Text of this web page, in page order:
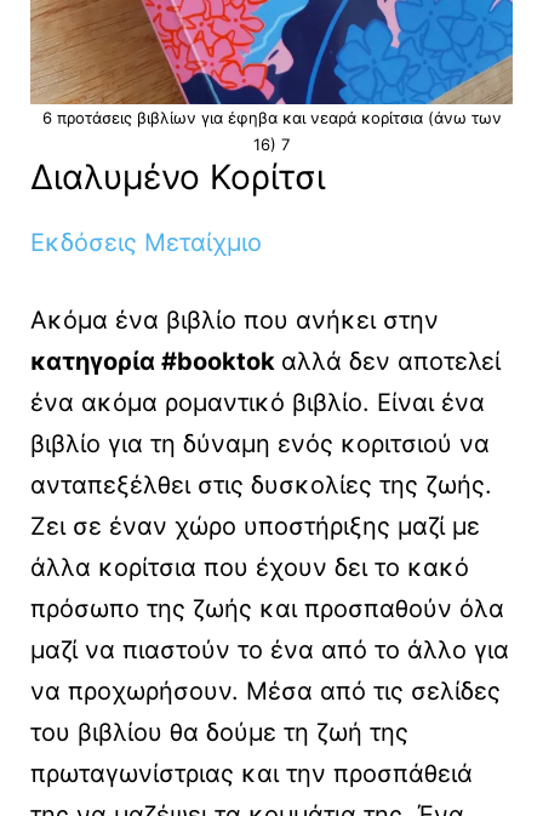
6 προτάσεις βιβλίων για έφηβα και νεαρά κορίτσια (άνω των
16) 7
Διαλυμένο Κορίτσι
Εκδόσεις Μεταίχμιο
Ακόμα ένα βιβλίο που ανήκει στην
κατηγορία #booktok αλλά δεν αποτελεί
ένα ακόμα ρομαντικό βιβλίο. Είναι ένα
βιβλίο για τη δύναμη ενός κοριτσιού να
ανταπεξέλθει στις δυσκολίες της ζωής.
Ζει σε έναν χώρο υποστήριξης μαζί με
άλλα κορίτσια που έχουν δει το κακό
πρόσωπο της ζωής και προσπαθούν όλα
μαζί να πιαστούν το ένα από το άλλο για
να προχωρήσουν. Μέσα από τις σελίδες
του βιβλίου θα δούμε τη ζωή της
πρωταγωνίστριας και την προσπάθειά